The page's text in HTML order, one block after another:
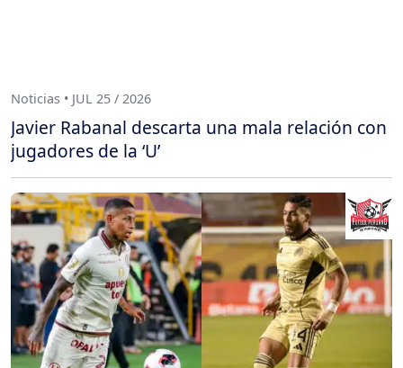
Noticias • JUL 25 / 2026
Javier Rabanal descarta una mala relación con
jugadores de la ‘U’